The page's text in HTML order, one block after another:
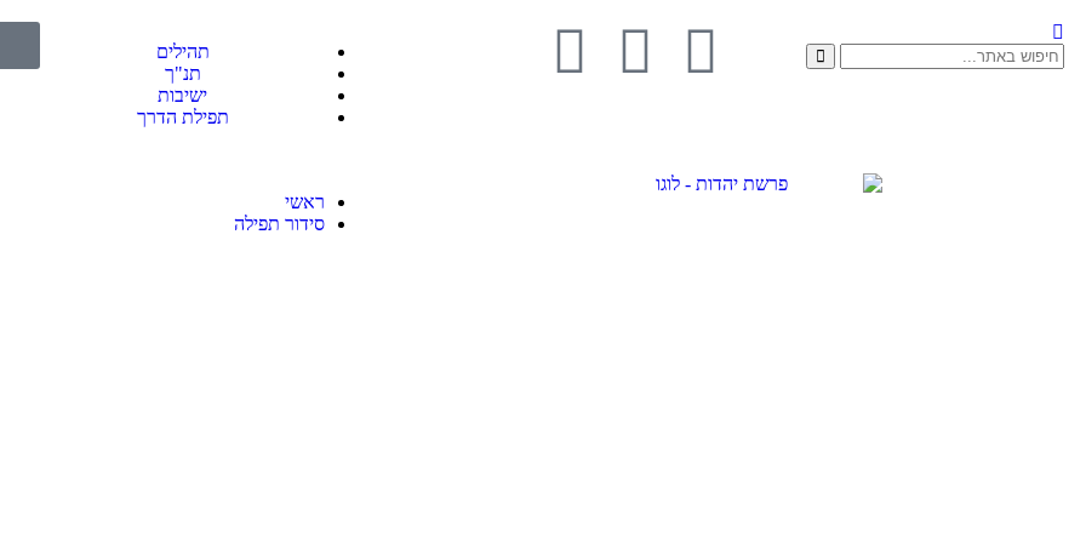
תהילים
תנ"ך
ישיבות
תפילת הדרך
ראשי
סידור תפילה